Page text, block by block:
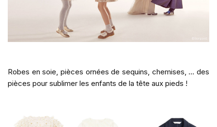
Robes en soie, pièces ornées de sequins, chemises, … des
pièces pour sublimer les enfants de la tête aux pieds !